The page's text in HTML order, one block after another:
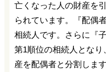
亡くなった人の財産を
られています。『配偶
相続人です。さらに『
第1順位の相続人とな
産を配偶者と分割します